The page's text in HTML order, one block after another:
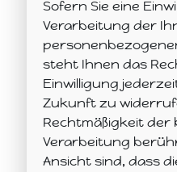
Sofern Sie eine
Verarbeitung der
steht Ihnen das
Einwilligung
Zukunft zu
Rechtmäßigkeit der
Verarbeitung
Ansicht sind, dass